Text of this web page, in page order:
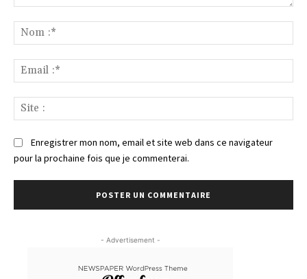
:*
:*
:
Enregistrer mon nom, email et site web dans ce navigateur
pour la prochaine fois que je commenterai.
- Advertisement -